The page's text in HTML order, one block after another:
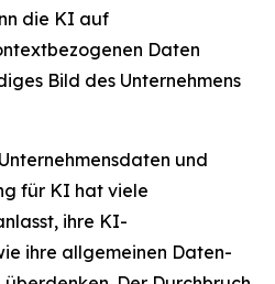
die KI auf
Daten
Bild des Unternehmens
und
für KI hat viele
ihre KI-
ihre allgemeinen Daten-